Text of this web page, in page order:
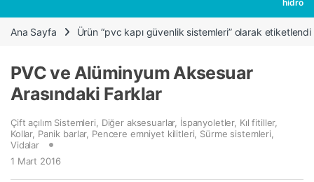
Ana Sayfa Ürün “pvc kapı güvenlik sistemleri” olarak etiketlendi
PVC ve Alüminyum Aksesuar
Arasındaki Farklar
Çift açılım Sistemleri Diğer aksesuarlar, İspanyoletler, Kıl fitiller,
Kollar, Panik barlar, Pencere emniyet kilitleri Sürme sistemleri
Vidalar
1 Mart 2016